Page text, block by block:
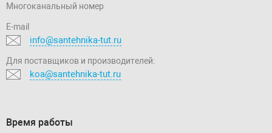
Многоканальный номер
E-mail
info@santehnika-tut.ru
Для поставщиков и производителей:
koa@santehnika-tut.ru
Время работы